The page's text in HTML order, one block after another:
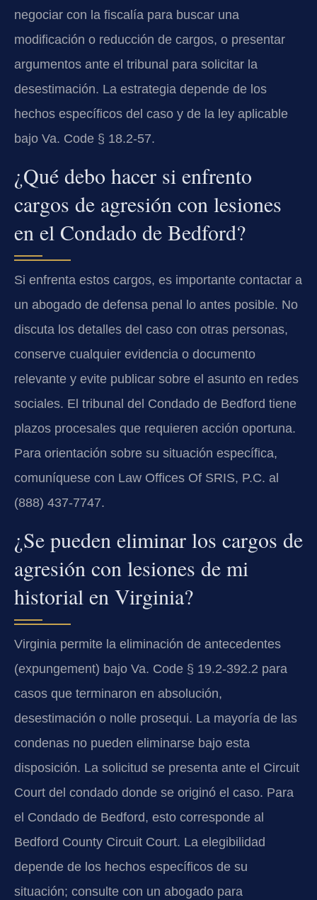
negociar con la fiscalía para buscar una
modificación o reducción de cargos, o presentar
argumentos ante el tribunal para solicitar la
desestimación. La estrategia depende de los
hechos específicos del caso y de la ley aplicable
bajo Va. Code § 18.2-57.
¿Qué debo hacer si enfrento
cargos de agresión con lesiones
en el Condado de Bedford?
Si enfrenta estos cargos, es importante contactar a
un abogado de defensa penal lo antes posible. No
discuta los detalles del caso con otras personas,
conserve cualquier evidencia o documento
relevante y evite publicar sobre el asunto en redes
sociales. El tribunal del Condado de Bedford tiene
plazos procesales que requieren acción oportuna.
Para orientación sobre su situación específica,
comuníquese con Law Offices Of SRIS, P.C. al
(888) 437-7747.
¿Se pueden eliminar los cargos de
agresión con lesiones de mi
historial en Virginia?
Virginia permite la eliminación de antecedentes
(expungement) bajo Va. Code § 19.2-392.2 para
casos que terminaron en absolución,
desestimación o nolle prosequi. La mayoría de las
condenas no pueden eliminarse bajo esta
disposición. La solicitud se presenta ante el Circuit
Court del condado donde se originó el caso. Para
el Condado de Bedford, esto corresponde al
Bedford County Circuit Court. La elegibilidad
depende de los hechos específicos de su
situación; consulte con un abogado para